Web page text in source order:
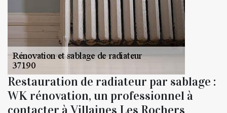
Restauration de radiateur par sablage :
WK rénovation, un professionnel à
contacter à Villaines Les Rochers